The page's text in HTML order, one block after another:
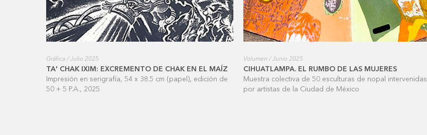
Gráfica / Julio 2025
TA' CHAK IXIM: EXCREMENTO DE CHAK EN EL MAÍZ
Impresión en serigrafía, 54 x 38.5 cm (papel), edición de
50 + 5 P.A., 2025
Volumen / Junio 2025
CIHUATLAMPA. EL RUMBO DE LAS MUJERES
Muestra colectiva de 50 esculturas de nopal intervenidas
por artistas de la Ciudad de México